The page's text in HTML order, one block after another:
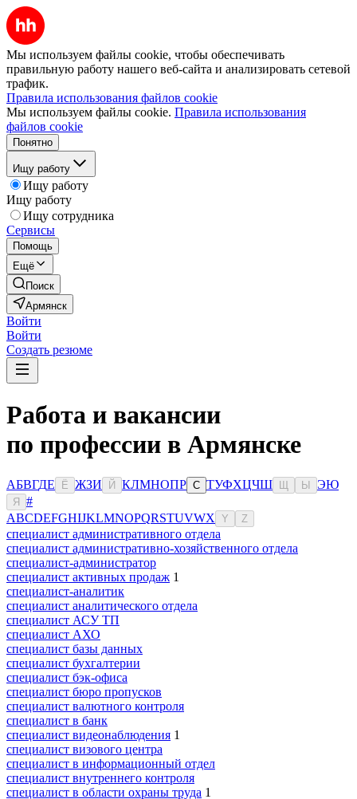
Мы используем файлы cookie, чтобы обеспечивать
правильную работу нашего веб-сайта и анализировать сетевой
трафик.
Правила использования файлов cookie
Мы используем файлы cookie. Правила использования
файлов cookie
Понятно
Ищу работу
Ищу работу
Ищу работу
Ищу сотрудника
Сервисы
Помощь
Ещё
Поиск
Армянск
Войти
Войти
Создать резюме
Работа и вакансии
по профессии в Армянске
АБВГДЕ Ё ЖЗИ Й КЛМНОПР С ТУФХЦЧШ Ы ЭЮ
Я
#
ABCDEFGHIJKLMNOPQRSTUVWX Y Z
специалист административного отдела
специалист административно-хозяйственного отдела
специалист-администратор
специалист активных продаж 1
специалист-аналитик
специалист аналитического отдела
специалист АСУ ТП
специалист АХО
специалист базы данных
специалист бухгалтерии
специалист бэк-офиса
специалист бюро пропусков
специалист валютного контроля
специалист в банк
специалист видеонаблюдения 1
специалист визового центра
специалист в информационный отдел
специалист внутреннего контроля
специалист в области охраны труда 1